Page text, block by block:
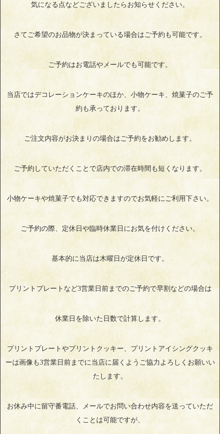
気になる点などございましたらお知らせください。
さてご希望のお品物が決まっている場合はご予約も可能です。
ご予約はお電話やメールでも可能です。
当店ではデコレーションケーキのほか、小物ケーキ、焼菓子のご予
約も承っております。
ご注文内容がお決まりの場合はご予約をお勧めします。
ご予約していただくことで店内での滞在時間も短くなります。
小物ケーキや焼菓子でも対応できますのでお気軽にご利用下さい。
ご予約の際、定休日や臨時休業日にお気を付けください。
基本的に当店は木曜日が定休日です。
プリントプレートなど3営業日前までのご予約で早割などの場合は
休業日を除いた日数で計算します。
プリントプレートやプリントクッキー、プリントアイシングクッキ
ーは画像も3営業日前までに当店に届くようご協力よろしくお願いい
たします。
お休み中に留守番電話、メールでお問い合わせ内容を送っていただ
くことは可能ですが、